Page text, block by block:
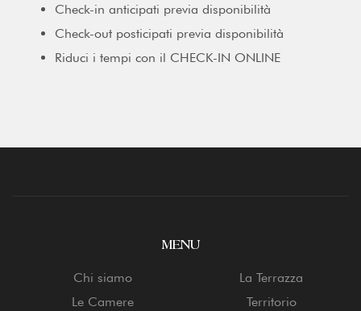
Check-in anticipati previa disponibilità
Check-out posticipati previa disponibilità
Riduci i tempi con il CHECK-IN ONLINE
MENU
Chi siamo
Le Camere
La Terrazza
Territorio